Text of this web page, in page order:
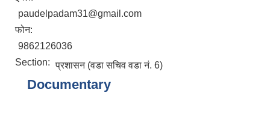
paudelpadam31@gmail.com
फोन:
9862126036
Section: प्रशासन (वडा सचिव वडा नं. 6)
Documentary